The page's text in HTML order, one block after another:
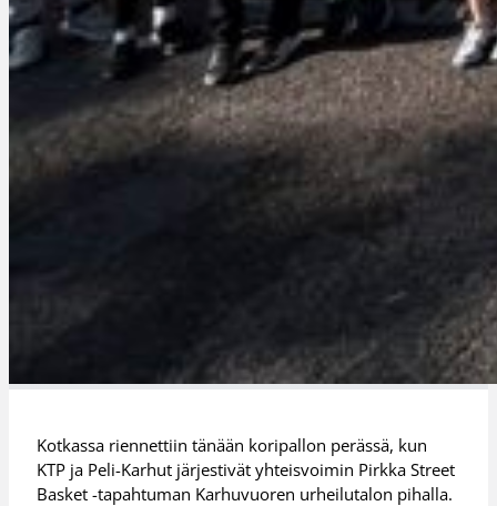
Kotkassa riennettiin tänään koripallon perässä, kun
KTP ja Peli-Karhut järjestivät yhteisvoimin Pirkka Street
Basket -tapahtuman Karhuvuoren urheilutalon pihalla.